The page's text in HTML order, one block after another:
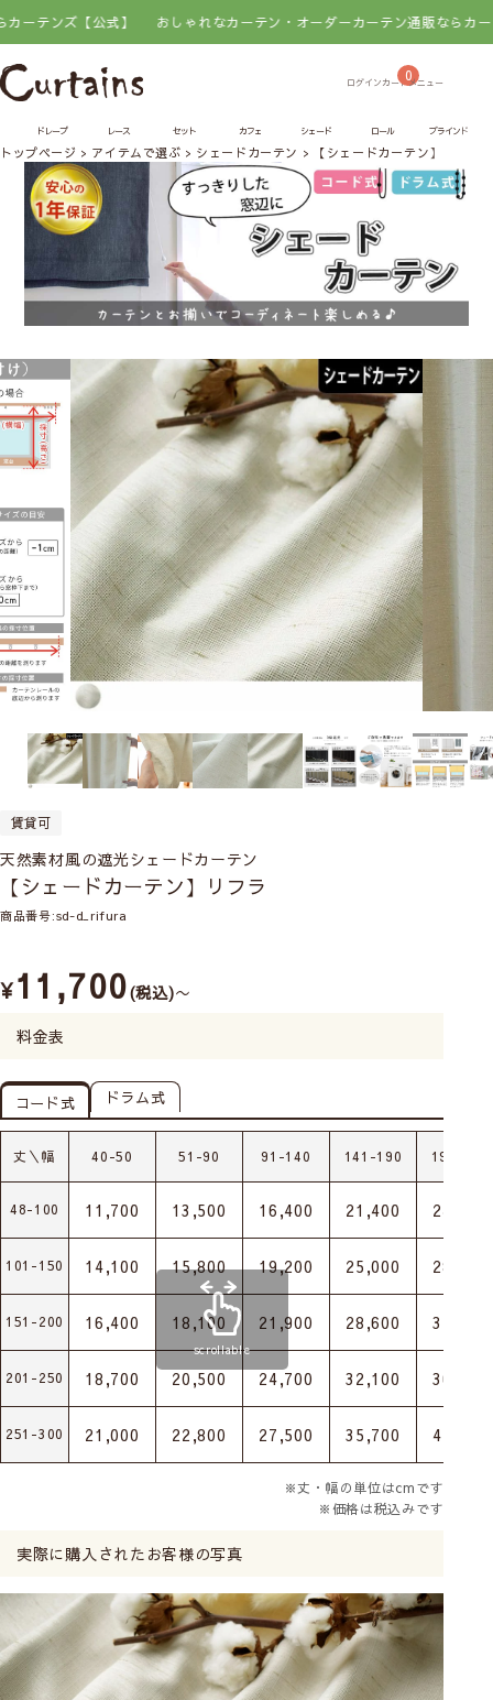
ズ【公式】 おしゃれなカーテン・オーダーカーテン通販ならカーテンズ
0
ドレープ レース セット カフェ シェード ロール ブラインド
トップページ アイテムで選ぶ シェードカーテン 【シェードカーテン】リフラ
賃貸可
天然素材風の遮光シェードカーテン
【シェードカーテン】リフラ
商品番号 sd-d_rifura
¥11,700 税込 〜
料金表
コード式 ドラム式
丈＼幅 40-50 51-90 91-140 141-190 191-240
48-100 11,700 13,500 16,400 21,400 24,600
101-150 14,100 15,800 19,200 25,000 28,700
151-200 16,400 18,100 21,900 28,600 32,800
201-250 18,700 20,500 24,700 32,100 36,900
251-300 21,000 22,800 27,500 35,700 41,100
scrollable
※丈・幅の単位はcmです
※価格は税込みです
実際に購入されたお客様の写真